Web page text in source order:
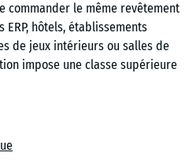
commander le même revêtement
ERP, hôtels, établissements
de jeux intérieurs ou salles de
impose une classe supérieure
classés Cfl-s1. Cette
de son usage et du projet